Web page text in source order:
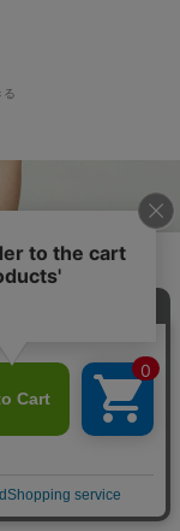
る
用いたします。ボタン
移動した場合、クッキ
集する情報には「お客
細は
クッキーポリシ